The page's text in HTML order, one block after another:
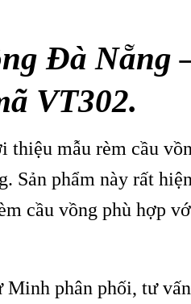
Đà Nẵng
VT302.
thiệu mẫu rèm cầu
Sản phẩm này rất
cầu vồng phù hợp
Minh phân phối, tư